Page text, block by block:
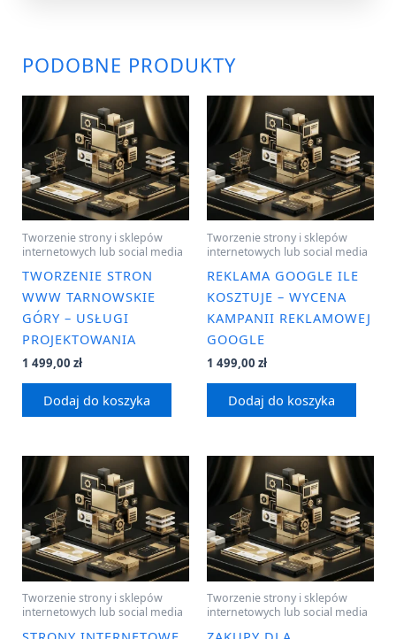
PODOBNE PRODUKTY
Tworzenie strony i sklepów
internetowych lub social media
TWORZENIE STRON
WWW TARNOWSKIE
GÓRY – USŁUGI
PROJEKTOWANIA
1 499,00 zł
Dodaj do koszyka
Tworzenie strony i sklepów
internetowych lub social media
REKLAMA GOOGLE ILE
KOSZTUJE – WYCENA
KAMPANII REKLAMOWEJ
GOOGLE
1 499,00 zł
Dodaj do koszyka
Tworzenie strony i sklepów
internetowych lub social media
Tworzenie strony i sklepów
internetowych lub social media